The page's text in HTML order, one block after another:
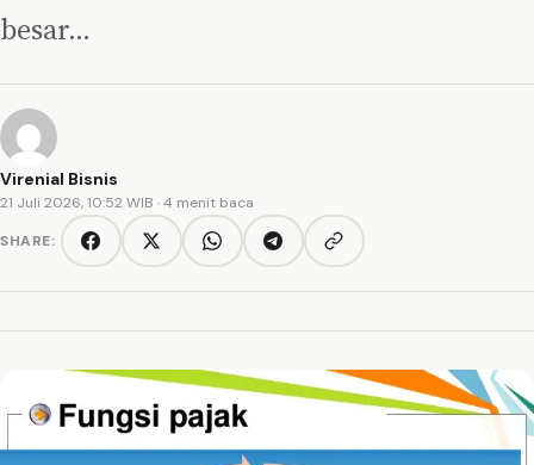
besar…
Virenial Bisnis
21 Juli 2026, 10:52 WIB · 4 menit baca
SHARE:
FacebookTwitter/XWhatsAppTelegramCopy link